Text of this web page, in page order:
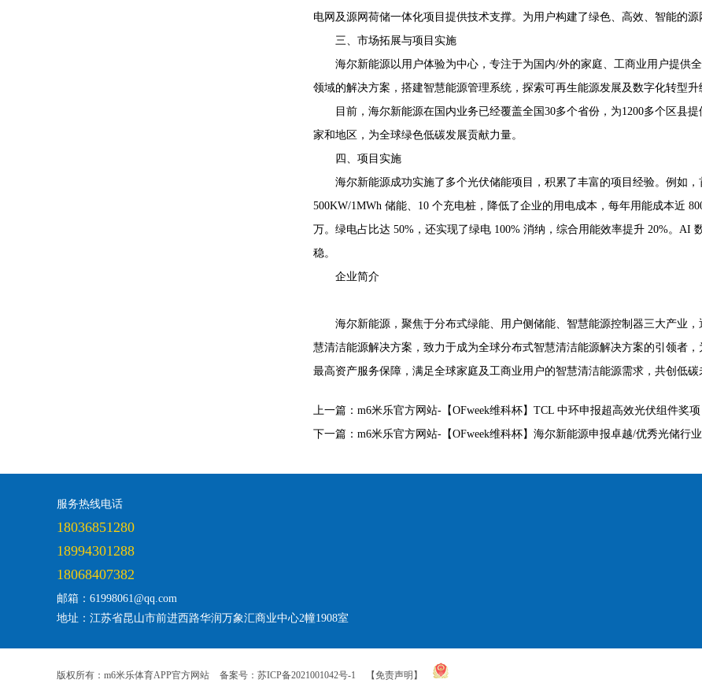
电网及源网荷储一体化项目提供技术支撑。为用户构建了绿色、高效、智能的源
三、市场拓展与项目实施
海尔新能源以用户体验为中心，专注于为国内/外的家庭、工商业用户提供
领域的解决方案，搭建智慧能源管理系统，探索可再生能源发展及数字化转型升
目前，海尔新能源在国内业务已经覆盖全国30多个省份，为1200多个区县
家和地区，为全球绿色低碳发展贡献力量。
四、项目实施
海尔新能源成功实施了多个光伏储能项目，积累了丰富的项目经验。例如，
500KW/1MWh 储能、10 个充电桩，降低了企业的用电成本，每年用能成本近
万。绿电占比达 50%，还实现了绿电 100% 消纳，综合用能效率提升 20%。AI
稳。
企业简介
海尔新能源，聚焦于分布式绿能、用户侧储能、智慧能源控制器三大产业
慧清洁能源解决方案，致力于成为全球分布式智慧清洁能源解决方案的引领者
最高资产服务保障，满足全球家庭及工商业用户的智慧清洁能源需求，共创低碳
上一篇： m6米乐官方网站-【OFweek维科杯】TCL 中环申报超高效光伏组件奖项
下一篇： m6米乐官方网站-【OFweek维科杯】海尔新能源申报卓越/优秀光储行
服务热线电话
18036851280
18994301288
18068407382
邮箱：61998061@qq.com
地址：江苏省昆山市前进西路华润万象汇商业中心2幢1908室
版权所有：m6米乐体育APP官方网站 备案号：苏ICP备2021001042号-1 【免责声明】